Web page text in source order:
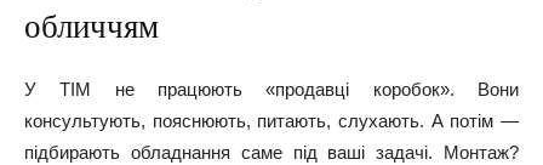
обличчям
У ТІМ не працюють «продавці коробок». Вони
консультують, пояснюють, питають, слухають. А потім —
підбирають обладнання саме під ваші задачі. Монтаж?